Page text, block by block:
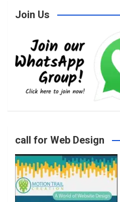
e
b
o
k
s
r
a
Join Us
call for Web Design